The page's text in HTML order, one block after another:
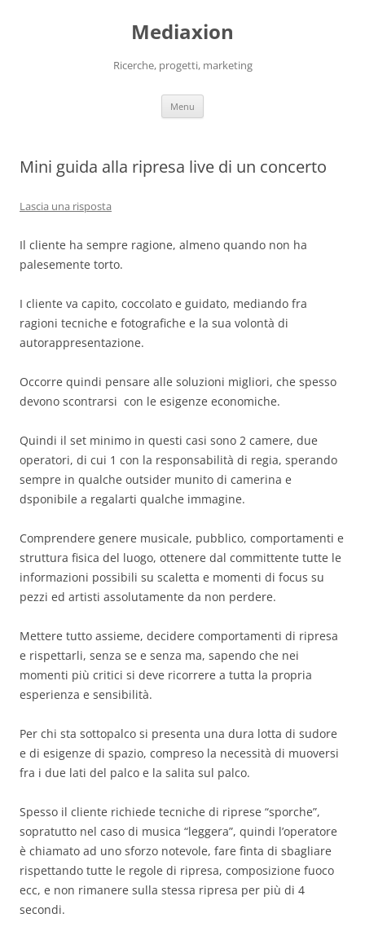
Mediaxion
Ricerche, progetti, marketing
Menu
Mini guida alla ripresa live di un concerto
Lascia una risposta
Il cliente ha sempre ragione, almeno quando non ha
palesemente torto.
I cliente va capito, coccolato e guidato, mediando fra
ragioni tecniche e fotografiche e la sua volontà di
autorappresentazione.
Occorre quindi pensare alle soluzioni migliori, che spesso
devono scontrarsi con le esigenze economiche.
Quindi il set minimo in questi casi sono 2 camere, due
operatori, di cui 1 con la responsabilità di regia, sperando
sempre in qualche outsider munito di camerina e
dsponibile a regalarti qualche immagine.
Comprendere genere musicale, pubblico, comportamenti e
struttura fisica del luogo, ottenere dal committente tutte le
informazioni possibili su scaletta e momenti di focus su
pezzi ed artisti assolutamente da non perdere.
Mettere tutto assieme, decidere comportamenti di ripresa
e rispettarli, senza se e senza ma, sapendo che nei
momenti più critici si deve ricorrere a tutta la propria
esperienza e sensibilità.
Per chi sta sottopalco si presenta una dura lotta di sudore
e di esigenze di spazio, compreso la necessità di muoversi
fra i due lati del palco e la salita sul palco.
Spesso il cliente richiede tecniche di riprese “sporche”,
sopratutto nel caso di musica “leggera”, quindi l’operatore
è chiamato ad uno sforzo notevole, fare finta di sbagliare
rispettando tutte le regole di ripresa, composizione fuoco
ecc, e non rimanere sulla stessa ripresa per più di 4
secondi.